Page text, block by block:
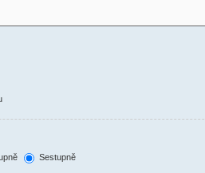
Sestupně